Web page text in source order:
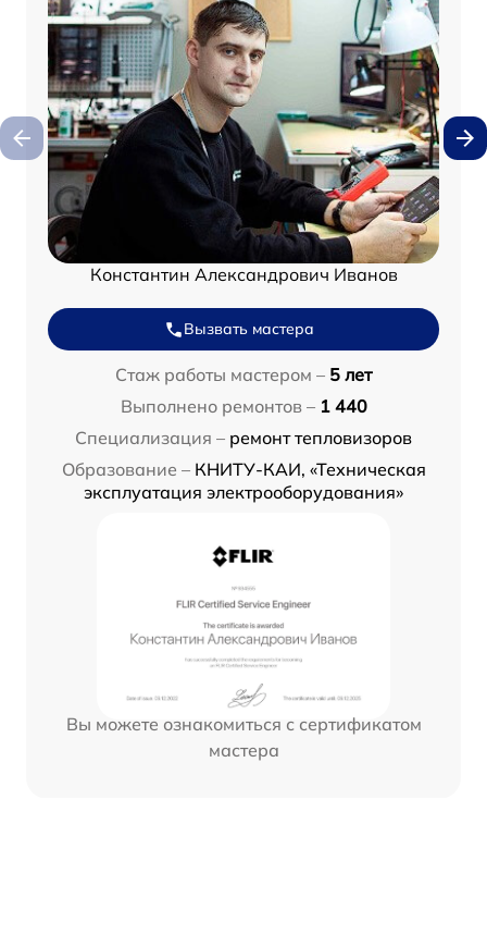
Константин Александрович Иванов
Вызвать мастера
Стаж работы мастером – 5 лет
Выполнено ремонтов – 1 440
Специализация – ремонт тепловизоров
Образование – КНИТУ-КАИ, «Техническая
эксплуатация электрооборудования»
Вы можете ознакомиться с сертификатом
мастера